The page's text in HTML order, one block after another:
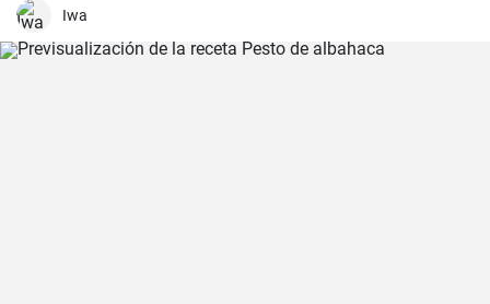
forma de hacer la paella, esta receta se acerca a la versión más
Iwa